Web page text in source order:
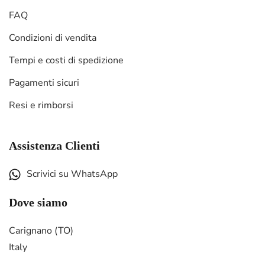
FAQ
Condizioni di vendita
Tempi e costi di spedizione
Pagamenti sicuri
Resi e rimborsi
Assistenza Clienti
Scrivici su WhatsApp
Dove siamo
Carignano (TO)
Italy